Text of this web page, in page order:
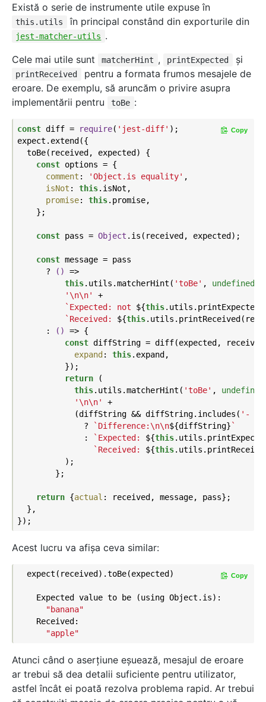
Există o serie de instrumente utile expuse în
this.utils în principal constând din exporturile din
jest-matcher-utils .
Cele mai utile sunt
matcherHint , printExpected şi
printReceived
pentru a formata frumos mesajele de
eroare. De exemplu, să aruncăm o privire asupra
implementării pentru
toBe :
const diff = require( 'jest-diff' );
expect.extend({
  toBe(received, expected) {
const options = {
comment : 'Object.is equality' ,
isNot : this.isNot,
promise: this.promise,
    };
const pass = Object .is(received, expected);
const message = pass
      ?
()
=>
this.utils.matcherHint( 'toBe' , undefined
'\n\n'
+
`Expected: not ${this
`Received: ${this
      :
() => {
const diffString = diff(expected,
expand : this.expand,
          });
return (
this.utils.matcherHint( 'toBe' , undefined
'\n\n'
+
            (diffString && diffString.includes(
'-
              ?
`Difference:\n\n${diffString} `
              :
`Expected: ${this
`Received: ${this
          );
        };
return {actual : received, message, pass};
  },
Copy
Acest lucru va afișa ceva similar:
  expect(received).toBe(expected)
    Expected value to be (using Object.is):
"banana"
    Received:
"apple"
Copy
Atunci când o aserţiune eșuează, mesajul de eroare
ar trebui să dea detalii suficiente pentru utilizator,
astfel încât ei poată rezolva problema rapid. Ar trebui